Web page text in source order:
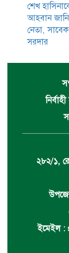
শেখ
আহবান
নেতা,
সরদার
২৮২/১,
ইমেইল :